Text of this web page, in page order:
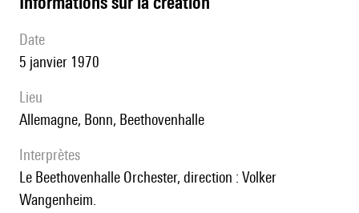
date
5 janvier 1970
lieu
Allemagne, Bonn, Beethovenhalle
interprètes
le Beethovenhalle Orchester, direction : Volker
Wangenheim.